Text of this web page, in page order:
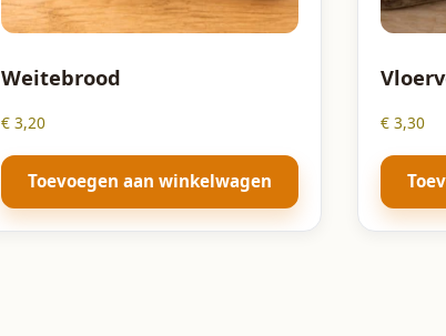
Weitebrood
€ 3,20
Toevoegen aan winkelwagen
€ 3,30